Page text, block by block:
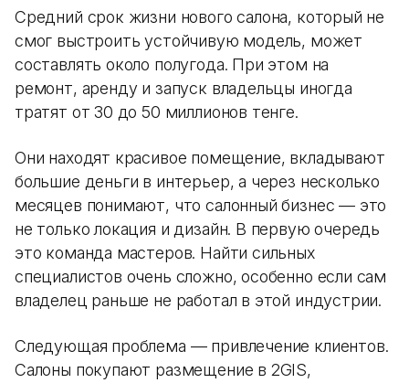
Средний срок жизни нового салона, который не
смог выстроить устойчивую модель, может
составлять около полугода. При этом на
ремонт, аренду и запуск владельцы иногда
тратят от 30 до 50 миллионов тенге.
Они находят красивое помещение, вкладывают
большие деньги в интерьер, а через несколько
месяцев понимают, что салонный бизнес — это
не только локация и дизайн. В первую очередь
это команда мастеров. Найти сильных
специалистов очень сложно, особенно если сам
владелец раньше не работал в этой индустрии.
Следующая проблема — привлечение клиентов.
Салоны покупают размещение в 2GIS,